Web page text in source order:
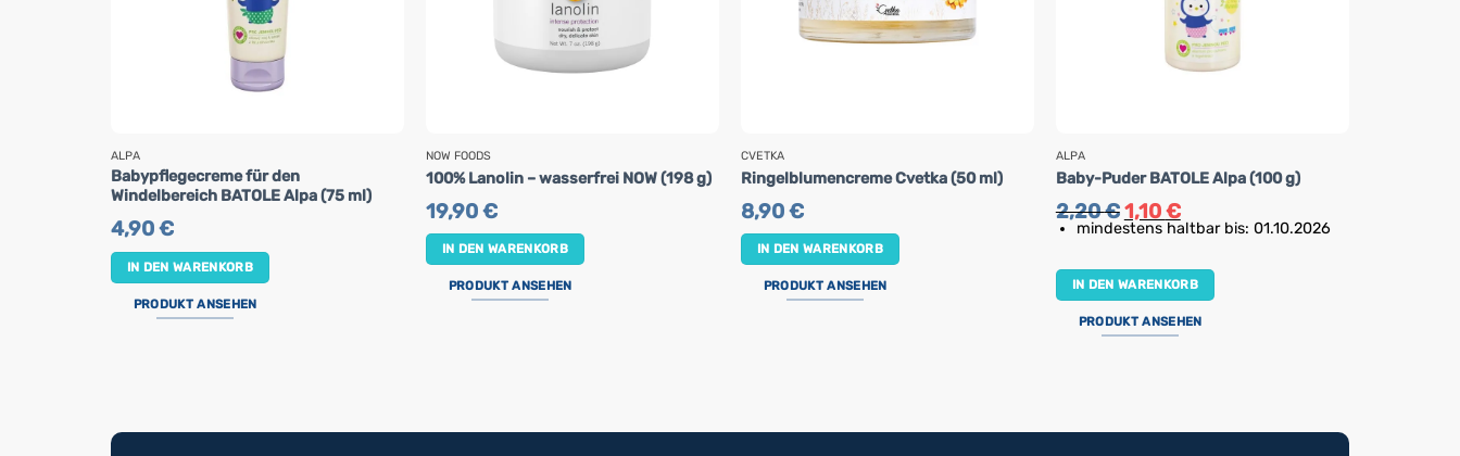
ALPA
Babypflegecreme für den
Windelbereich BATOLE Alpa (75 ml)
4,90€
IN DEN WARENKORB
PRODUKT ANSEHEN
NOW FOODS
100% Lanolin – wasserfrei NOW (198 g)
19,90€
IN DEN WARENKORB
PRODUKT ANSEHEN
CVETKA
Ringelblumencreme Cvetka (50 ml)
8,90€
IN DEN WARENKORB
PRODUKT ANSEHEN
ALPA
Baby-Puder BATOLE Alpa (100 g)
2,20€ Ursprünglicher
Preis
war:
1,10€Aktueller
Preis
ist:
mindestens haltbar bis: 01.10.2026
IN DEN WARENKORB
PRODUKT ANSEHEN